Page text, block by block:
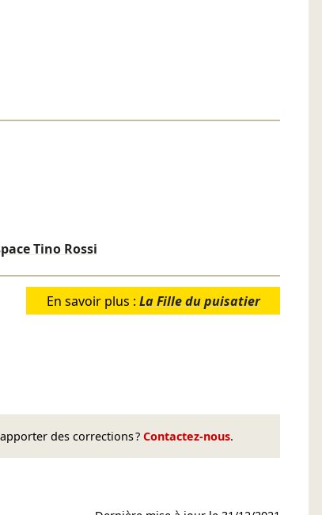
Tino Rossi
En savoir plus : La Fille du puisatier
des corrections ? Contactez-nous.